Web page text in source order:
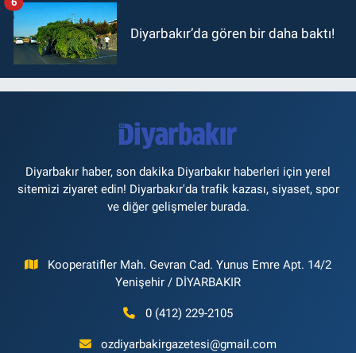
Diyarbakır’da gören bir daha baktı!
Diyarbakır haber, son dakika Diyarbakır haberleri için yerel
sitemizi ziyaret edin! Diyarbakır'da trafik kazası, siyaset, spor
ve diğer gelişmeler burada.
Kooperatifler Mah. Gevran Cad. Yunus Emre Apt. 14/2
Yenişehir / DİYARBAKIR
0 (412) 229-2105
ozdiyarbakirgazetesi@gmail.com